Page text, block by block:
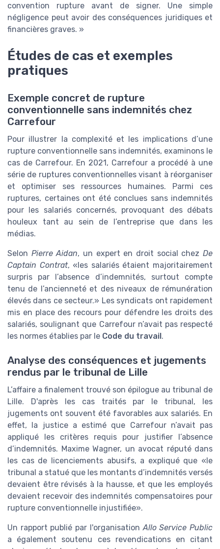
convention rupture avant de signer. Une simple
négligence peut avoir des conséquences juridiques et
financières graves. »
Études de cas et exemples
pratiques
Exemple concret de rupture
conventionnelle sans indemnités chez
Carrefour
Pour illustrer la complexité et les implications d’une
rupture conventionnelle sans indemnités, examinons le
cas de Carrefour. En 2021, Carrefour a procédé à une
série de ruptures conventionnelles visant à réorganiser
et optimiser ses ressources humaines. Parmi ces
ruptures, certaines ont été conclues sans indemnités
pour les salariés concernés, provoquant des débats
houleux tant au sein de l’entreprise que dans les
médias.
Selon Pierre Aidan, un expert en droit social chezDe
Captain Contrat, «les salariés étaient majoritairement
surpris par l’absence d’indemnités, surtout compte
tenu de l’ancienneté et des niveaux de rémunération
élevés dans ce secteur.» Les syndicats ont rapidement
mis en place des recours pour défendre les droits des
salariés, soulignant que Carrefour n’avait pas respecté
les normes établies par le Code du travail .
Analyse des conséquences et jugements
rendus par le tribunal de Lille
L’affaire a finalement trouvé son épilogue au tribunal de
Lille. D'après les cas traités par le tribunal, les
jugements ont souvent été favorables aux salariés. En
effet, la justice a estimé que Carrefour n’avait pas
appliqué les critères requis pour justifier l’absence
d’indemnités. Maxime Wagner, un avocat réputé dans
les cas de licenciements abusifs, a expliqué que «le
tribunal a statué que les montants d’indemnités versés
devaient être révisés à la hausse, et que les employés
devaient recevoir des indemnités compensatoires pour
rupture conventionnelle injustifiée».
Un rapport publié par l'organisation Allo Service Public
a également soutenu ces revendications en citant